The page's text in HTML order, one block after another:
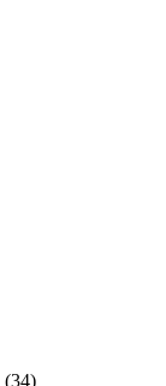
(34)